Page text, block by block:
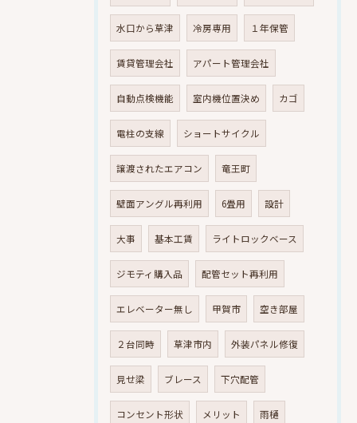
水口から草津 冷房専用 １年保管
賃貸管理会社 アパート管理会社
自動点検機能 室内機位置決め カゴ
電柱の支線 ショートサイクル
譲渡されたエアコン 竜王町
壁面アングル再利用 6畳用 設計
大事 基本工賃 ライトロックベース
ジモティ購入品 配管セット再利用
エレベーター無し 甲賀市 空き部屋
２台同時 草津市内 外装パネル修復
見せ梁 ブレース 下穴配管
コンセント形状 メリット 雨樋